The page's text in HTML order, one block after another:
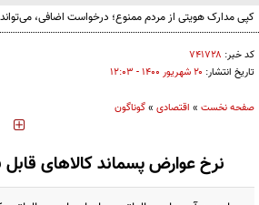
کپی مدارک هویتی از مردم ممنوع؛ درخواست اضافی، می‌تواند
داشته باشد!
کد خبر: ۷۴۱۷۲۸
تاریخ انتشار: ۲۰ شهريور ۱۴۰۰ - ۱۲:۰۳
صفحه نخست » اقتصادی »گوناگون
نرخ عوارض پسماند کالاهای قابل